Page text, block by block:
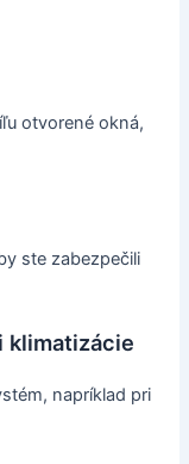
otvorené okná,
ste zabezpečili
klimatizácie
napríklad pri